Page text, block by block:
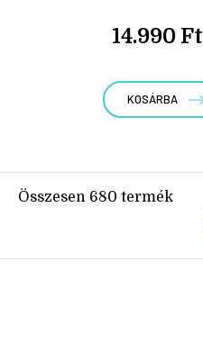
14.990 Ft
KOSÁRBA
Összesen 680 termék